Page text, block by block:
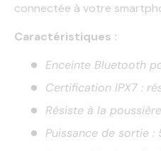
connectée à votre
Caractéristiques :
Enceinte Bluetooth
Certification IPX7 :
Résiste à la
Puissance de sortie :